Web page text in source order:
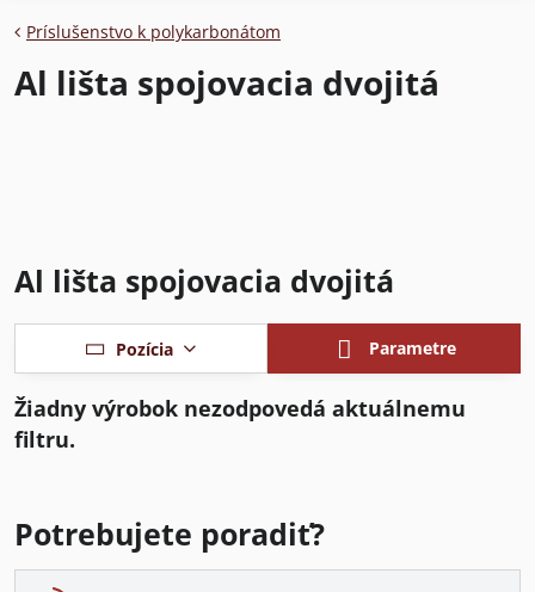
Príslušenstvo k polykarbonátom
Al lišta spojovacia dvojitá
Al lišta spojovacia dvojitá
Pozícia Parametre
Potrebujete poradiť?